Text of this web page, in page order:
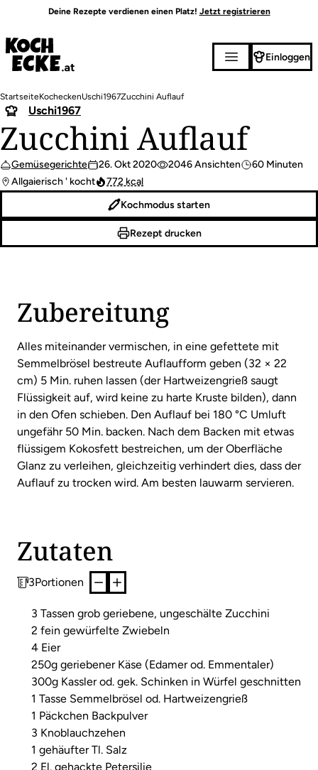
Inhalt
Deine Rezepte verdienen einen Platz! Jetzt registrieren
Einloggen
Pfadnavigation
StartseiteKocheckenUschi1967Zucchini Auflauf
Zucchini Auflauf
Gemüsegerichte 26. Okt 2020 2046 Ansichten
60 Minuten
Allgaierisch ' kocht
772 kcal
Uschi1967
Kochmodus starten
Rezept drucken
Zubereitung
Alles miteinander vermischen, in eine gefettete mit
Semmelbrösel bestreute Auflaufform geben (32 × 22
cm) 5 Min. ruhen lassen (der Hartweizengrieß saugt
Flüssigkeit auf, wird keine zu harte Kruste bilden), dann
in den Ofen schieben. Den Auflauf bei 180 °C Umluft
ungefähr 50 Min. backen. Nach dem Backen mit etwas
flüssigem Kokosfett bestreichen, um der Oberfläche
Glanz zu verleihen, gleichzeitig verhindert dies, dass der
Auflauf zu trocken wird. Am besten lauwarm servieren.
Zutaten
3Portionen
3 Tassen grob geriebene, ungeschälte Zucchini
2 fein gewürfelte Zwiebeln
4 Eier
250g geriebener Käse (Edamer od. Emmentaler)
300g Kassler od. gek. Schinken in Würfel geschnitten
1 Tasse Semmelbrösel od. Hartweizengrieß
1 Päckchen Backpulver
3 Knoblauchzehen
1 gehäufter Tl. Salz
2 El. gehackte Petersilie